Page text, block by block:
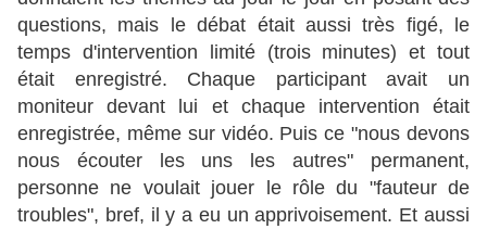
questions, mais le débat était aussi très figé, le
temps d'intervention limité (trois minutes) et tout
était enregistré. Chaque participant avait un
moniteur devant lui et chaque intervention était
enregistrée, même sur vidéo. Puis ce "nous devons
nous écouter les uns les autres" permanent,
personne ne voulait jouer le rôle du "fauteur de
troubles", bref, il y a eu un apprivoisement. Et aussi